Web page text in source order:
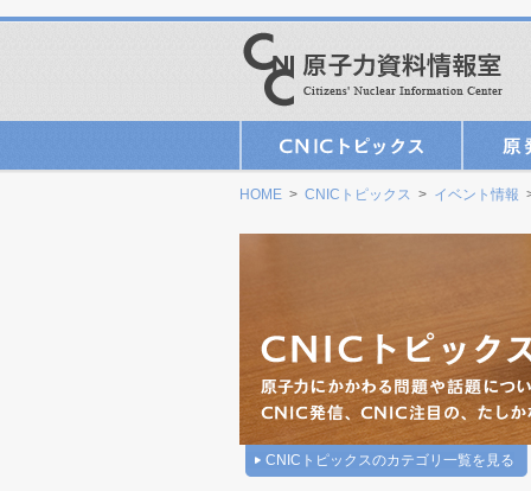
HOME > CNICトピックス > イベント情報
CNICトピックスのカテゴリ一覧を見る